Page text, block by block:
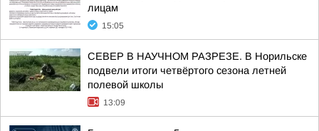
лицам
15:05
СЕВЕР В НАУЧНОМ РАЗРЕЗЕ. В Норильске
подвели итоги четвёртого сезона летней
полевой школы
13:09